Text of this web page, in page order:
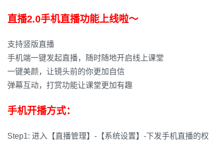
直播2.0手机直播功能上线啦～
支持竖版直播
手机端一键发起直播，随时随地开启线上课堂
一键美颜，让镜头前的你更加自信
弹幕互动，打赏功能让课堂更加有趣
手机开播方式：
Step1: 进入【直播管理】-【系统设置】-下发手机直播的权